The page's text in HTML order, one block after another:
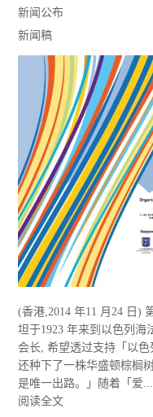
新闻公布
新闻稿
(香港,2014 年11 月24 日)
坦于1923 年来到以色列海
会长, 希望透过支持「以
还种下了一株华盛顿棕榈
是唯一出路。」随着「爱...
阅读全文